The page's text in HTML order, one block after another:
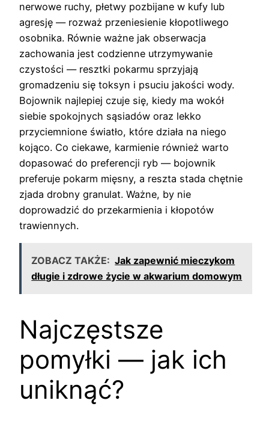
nerwowe ruchy, płetwy pozbijane w kufy lub
agresję — rozważ przeniesienie kłopotliwego
osobnika. Równie ważne jak obserwacja
zachowania jest codzienne utrzymywanie
czystości — resztki pokarmu sprzyjają
gromadzeniu się toksyn i psuciu jakości wody.
Bojownik najlepiej czuje się, kiedy ma wokół
siebie spokojnych sąsiadów oraz lekko
przyciemnione światło, które działa na niego
kojąco. Co ciekawe, karmienie również warto
dopasować do preferencji ryb — bojownik
preferuje pokarm mięsny, a reszta stada chętnie
zjada drobny granulat. Ważne, by nie
doprowadzić do przekarmienia i kłopotów
trawiennych.
ZOBACZ TAKŻE: Jak zapewnić mieczykom
długie i zdrowe życie w akwarium domowym
Najczęstsze
pomyłki — jak ich
uniknąć?